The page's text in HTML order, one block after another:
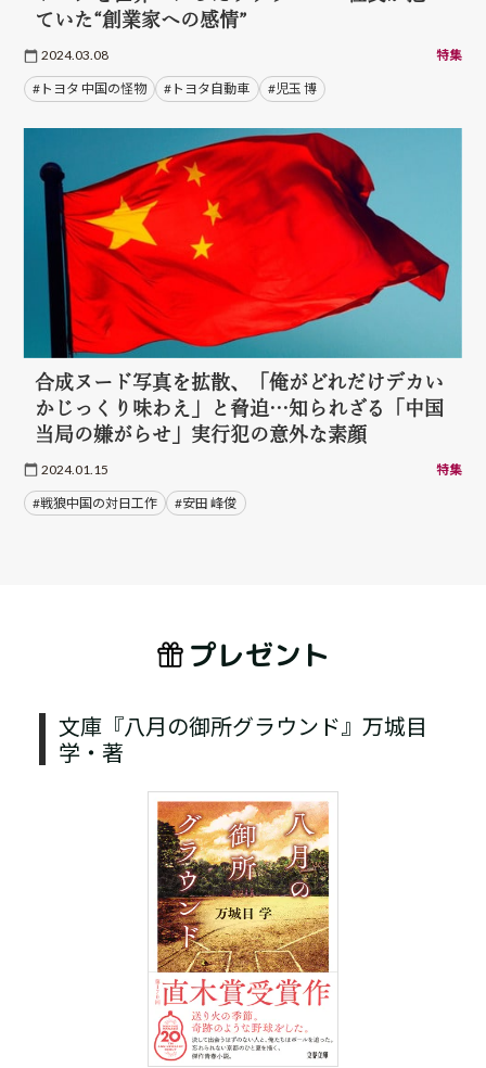
ていた“創業家への感情”
2024.03.08 特集
#トヨタ 中国の怪物 #トヨタ自動車 #児玉 博
合成ヌード写真を拡散、「俺がどれだけデカい
かじっくり味わえ」と脅迫…知られざる「中国
当局の嫌がらせ」実行犯の意外な素顔
2024.01.15 特集
#戦狼中国の対日工作 #安田 峰俊
プレゼント
文庫『八月の御所グラウンド』万城目
学・著